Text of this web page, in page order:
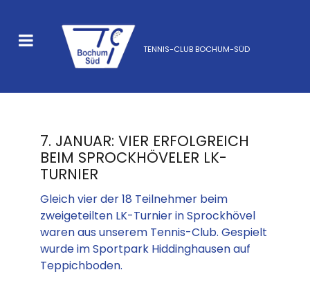
TENNIS-CLUB BOCHUM-SÜD
7. JANUAR: VIER ERFOLGREICH
BEIM SPROCKHÖVELER LK-
TURNIER
Gleich vier der 18 Teilnehmer beim
zweigeteilten LK-Turnier in Sprockhövel
waren aus unserem Tennis-Club. Gespielt
wurde im Sportpark Hiddinghausen auf
Teppichboden.